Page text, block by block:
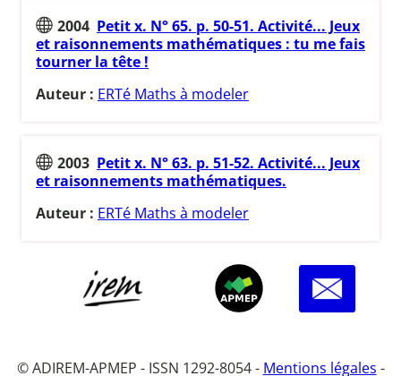
2004 Petit x. N° 65. p. 50-51. Activité... Jeux
et raisonnements mathématiques : tu me fais
tourner la tête !
Auteur : ERTé Maths à modeler
2003 Petit x. N° 63. p. 51-52. Activité... Jeux
et raisonnements mathématiques.
Auteur : ERTé Maths à modeler
© ADIREM-APMEP - ISSN 1292-8054 - Mentions légales -